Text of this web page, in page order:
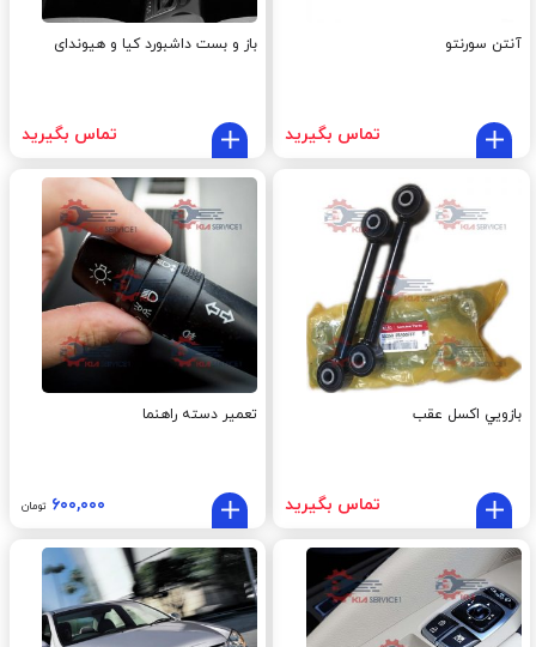
آنتن سورنتو
تماس بگیرید
باز و بست داشبورد کیا و هیوندای
تماس بگیرید
بازويي اکسل عقب
تماس بگیرید
تعمیر دسته راهنما
۶۰۰,۰۰۰ تومان